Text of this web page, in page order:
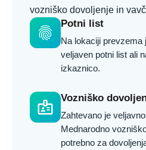
vozniško dovoljenje in
fingerprint
Potni list
Na lokaciji prevzema
veljaven potni list ali
izkaznico.
badge
Vozniško
Zahtevano je
Mednarodno
potrebno za